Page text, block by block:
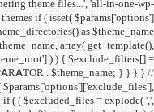
progress
migration' ) ); //
['no_inactive_themes'] ) ) {
=> $theme_info )
get_stylesheet() ) ) ) { if (
$theme_info['theme_root'] .
Exclude